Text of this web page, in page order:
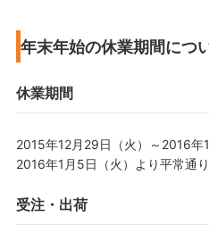
年末年始の休業期間につ
休業期間
2015年12月29日（火）～2016年1
2016年1月5日（火）より平常通
受注・出荷